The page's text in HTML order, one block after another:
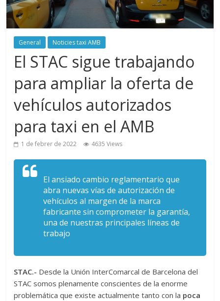
General Noticies taxi AMB
El STAC sigue trabajando
para ampliar la oferta de
vehículos autorizados
para taxi en el AMB
1 de febrer de 2022 4635 Views
El ansiado cambio reglamentario que
abra nuevas vías de autorización de
vehículos al margen de la marca
fabricante sin comprometer la garantía,
una de nuestras principales líneas de
trabajo
STAC.- Desde la Unión InterComarcal de Barcelona del
STAC somos plenamente conscientes de la enorme
problemática que existe actualmente tanto con la poca